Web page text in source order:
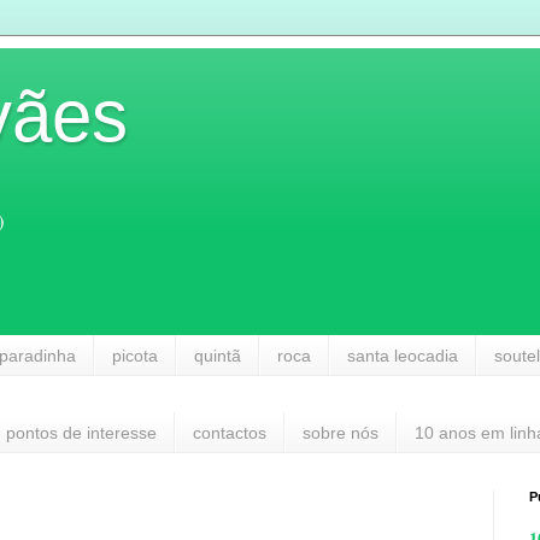
picota quintã roca santa leocadia
pontos de interesse contactos sobre nós 10 anos em